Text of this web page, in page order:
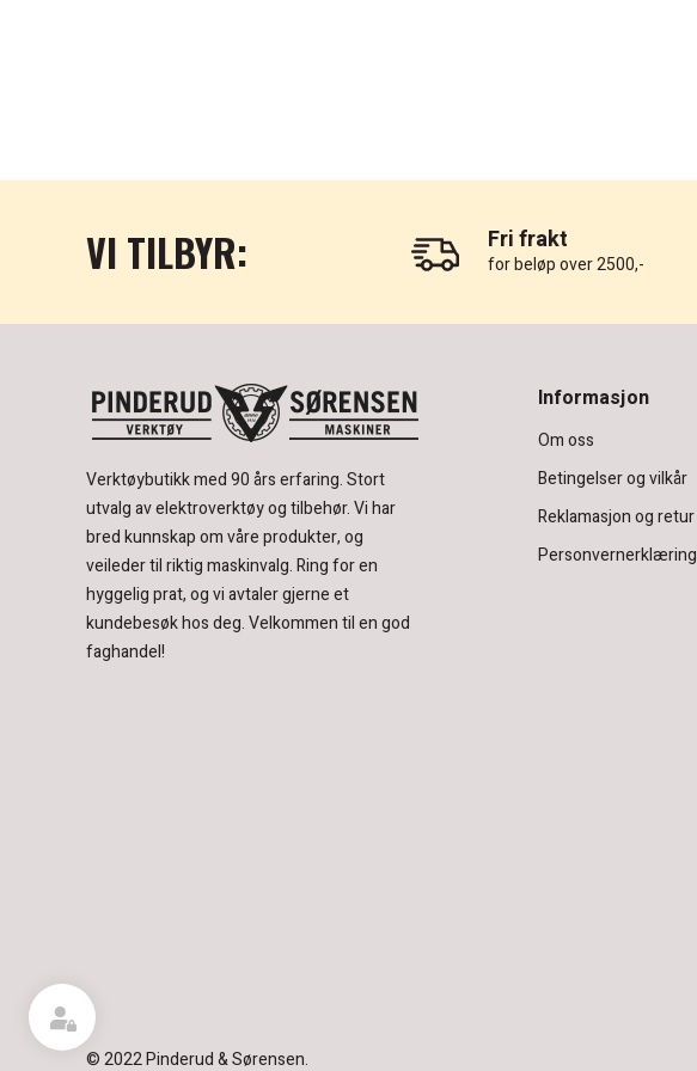
VI TILBYR: Fri frakt
for beløp over 2500,-
Verktøybutikk med 90 års erfaring.Stort
utvalg av elektroverktøy og tilbehør.Vi har
bred kunnskap om våre produkter, og
veileder til riktig maskinvalg. Ring for en
hyggelig prat, og vi avtaler gjerne et
kundebesøk hos deg.Velkommen til en god
faghandel!
Informasjon
Om oss
Betingelser og vilkår
Reklamasjon og retur
Personvernerklæring
© 2022 Pinderud & Sørensen.